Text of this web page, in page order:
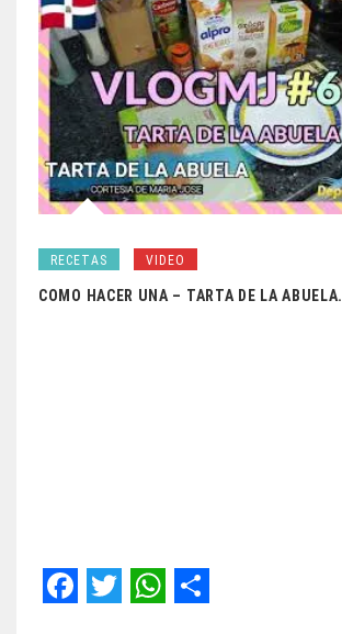
RECETAS VIDEO
COMO HACER UNA – TARTA DE LA ABUELA.